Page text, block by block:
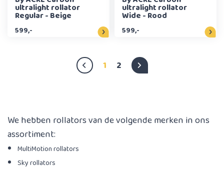
ultralight rollator
Regular - Beige
599,-
ultralight rollator
Wide - Rood
599,-
1 2
We hebben rollators van de volgende merken in ons
assortiment:
MultiMotion rollators
Sky rollators